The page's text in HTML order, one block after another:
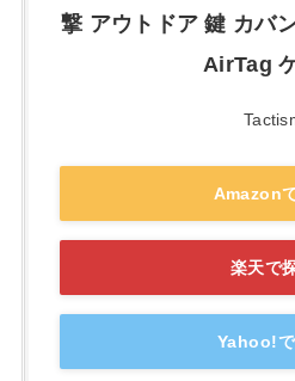
撃 アウトドア 鍵 カバ
AirTag
Amazon
楽天で
Yahoo!